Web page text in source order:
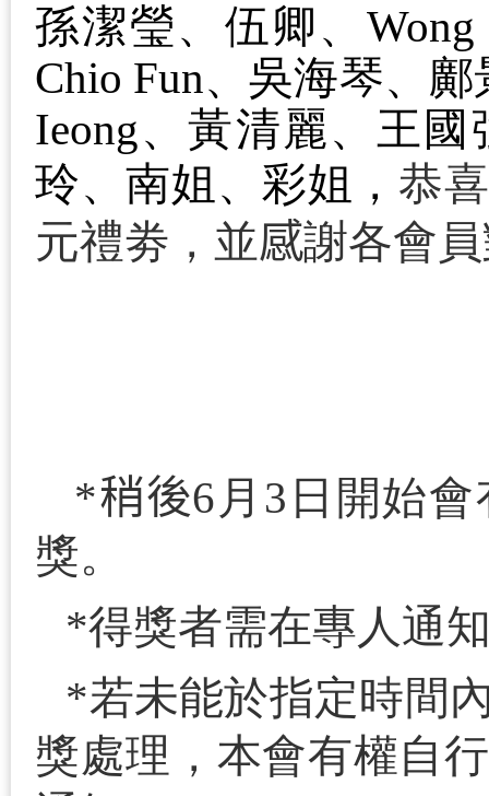
孫潔瑩、伍卿、 Wong
Chio Fun、吳海琴、鄺
Ieong、黃清麗、王國
玲、南姐 、 彩姐 ， 恭
元禮劵 ，並感謝各會
*稍後6 月 3 日開始
獎。
*得獎者需在專人通
*若未能於指定時間
獎處理，本會有權自